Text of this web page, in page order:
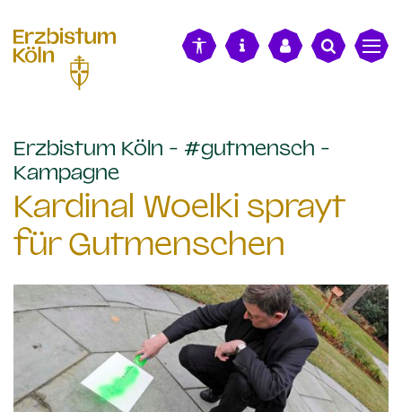
Erzbistum Köln - #gutmensch -
Kampagne:
Kardinal Woelki sprayt
für Gutmenschen